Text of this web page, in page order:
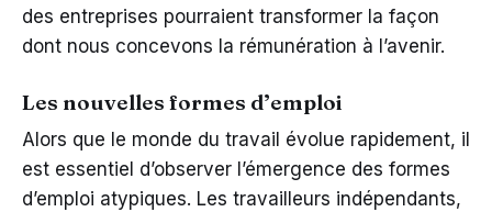
des entreprises pourraient transformer la façon
dont nous concevons la rémunération à l’avenir.
Les nouvelles formes d’emploi
Alors que le monde du travail évolue rapidement, il
est essentiel d’observer l’émergence des formes
d’emploi atypiques. Les travailleurs indépendants,